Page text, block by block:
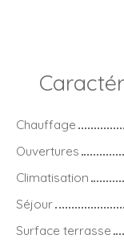
Chauffage
Ouvertures
Climatisation
Séjour
Surface terrasse